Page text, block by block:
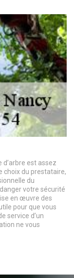
d’arbre est assez
choix du prestataire,
du
votre sécurité
en œuvre des
pour que vous
service d’un
ne vous